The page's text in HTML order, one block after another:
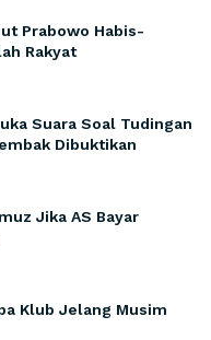
Prabowo Habis-
Rakyat
Suara Soal Tudingan
Dibuktikan
Jika AS Bayar
Klub Jelang Musim